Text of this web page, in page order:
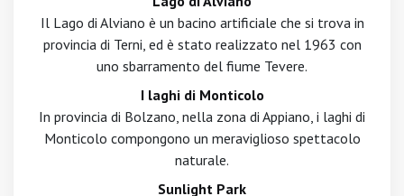
Il Lago di Alviano è un bacino artificiale che si trova in
provincia di Terni, ed è stato realizzato nel 1963 con
uno sbarramento del fiume Tevere.
I laghi di Monticolo
In provincia di Bolzano, nella zona di Appiano, i laghi di
Monticolo compongono un meraviglioso spettacolo
naturale.
Sunlight Park